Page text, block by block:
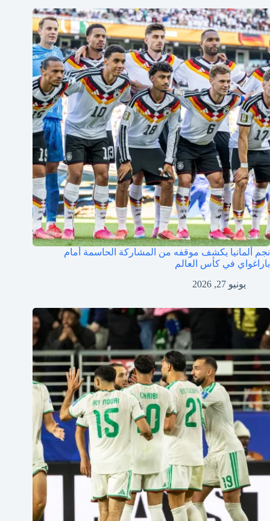
نجم ألمانيا يكشف موقفه من المشاركة الحاسمة أمام
باراغواي في كأس العالم
يونيو 27, 2026